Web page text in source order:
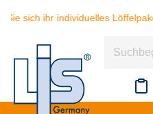
individuelles Löffelpaket für